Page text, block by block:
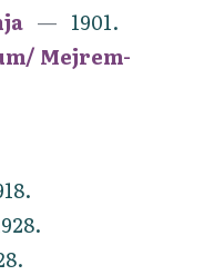
1901.
Mejrem-